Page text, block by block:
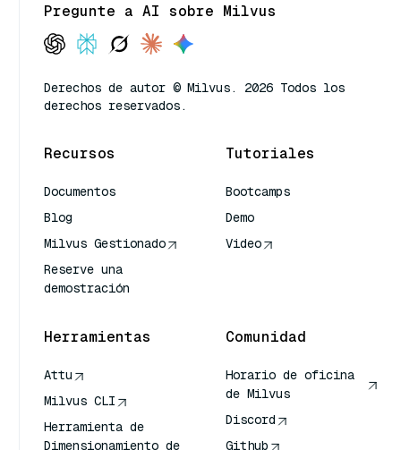
Pregunte a AI sobre Milvus
Derechos de autor © Milvus. 2026 Todos los
derechos reservados.
Recursos
Documentos
Blog
Milvus Gestionado
Reserve una
demostración
Tutoriales
Bootcamps
Demo
Video
Herramientas
Attu
Milvus CLI
Herramienta de
Dimensionamiento de
Comunidad
Horario de oficina
de Milvus
Discord
Github